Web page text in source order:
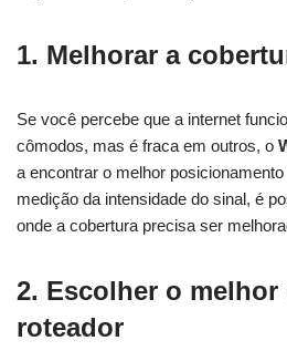
1. Melhorar a
Se você percebe que a internet
cômodos, mas é fraca em outros, o
a encontrar o melhor
medição da intensidade do sinal, é
onde a cobertura precisa ser
2. Escolher o melhor
roteador